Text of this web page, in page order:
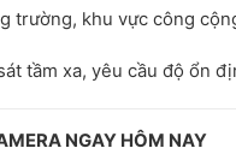
trường, khu vực công
tầm xa, yêu cầu độ ổn
NGAY HÔM NAY